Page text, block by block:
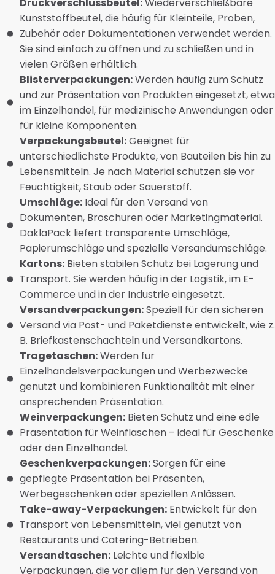
Kunststoffbeutel, die häufig für Kleinteile, Proben,
Zubehör oder Dokumentationen verwendet werden.
Sie sind einfach zu öffnen und zu schließen und in
vielen Größen erhältlich.
Blisterverpackungen:Werden häufig zum Schutz
und zur Präsentation von Produkten eingesetzt, etwa
im Einzelhandel, für medizinische Anwendungen oder
für kleine Komponenten.
Verpackungsbeutel:Geeignet für
unterschiedlichste Produkte, von Bauteilen bis hin zu
Lebensmitteln. Je nach Material schützen sie vor
Feuchtigkeit, Staub oder Sauerstoff.
Umschläge: Ideal für den Versand von
Dokumenten, Broschüren oder Marketingmaterial.
DaklaPack liefert transparente Umschläge,
Papierumschläge und spezielle Versandumschläge.
Kartons: Bieten stabilen Schutz bei Lagerung und
Transport. Sie werden häufig in der Logistik, im E-
Commerce und in der Industrie eingesetzt.
Versandverpackungen:Speziell für den sicheren
Versand via Post- und Paketdienste entwickelt, wie z.
B. Briefkastenschachteln und Versandkartons.
Tragetaschen:Werden für
Einzelhandelsverpackungen und Werbezwecke
genutzt und kombinieren Funktionalität mit einer
ansprechenden Präsentation.
Weinverpackungen: Bieten Schutz und eine edle
Präsentation für Weinflaschen – ideal für Geschenke
oder den Einzelhandel.
Geschenkverpackungen:Sorgen für eine
gepflegte Präsentation bei Präsenten,
Werbegeschenken oder speziellen Anlässen.
Take-away-Verpackungen: Entwickelt für den
Transport von Lebensmitteln, viel genutzt von
Restaurants und Catering-Betrieben.
Versandtaschen: Leichte und flexible
Verpackungen, die vor allem für den Versand von